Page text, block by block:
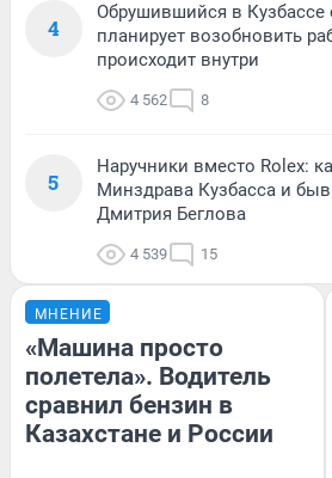
4
Обрушившийся в Кузбассе
планирует возобновить
происходит внутри
4 562 8
5
Наручники вместо Rolex:
Минздрава Кузбасса и
Дмитрия Беглова
4 539 15
МНЕНИЕ
«Машина просто
полетела». Водитель
сравнил бензин в
Казахстане и России